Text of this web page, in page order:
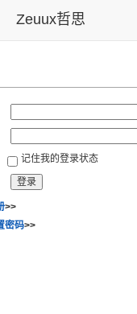
Zeuux哲思
记住我的登录状态
>>
密码>>